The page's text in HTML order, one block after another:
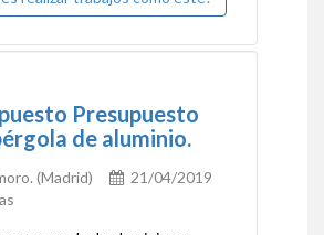
Presupuesto
de aluminio.
(Madrid)
21/04/2019